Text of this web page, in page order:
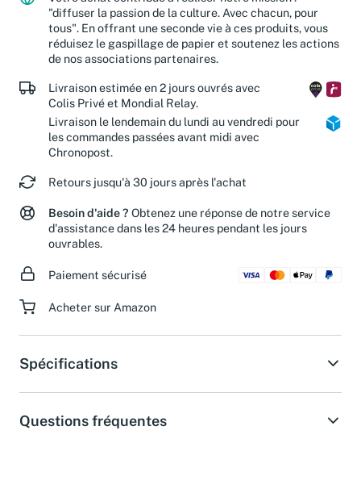
Votre achat contribue à réaliser notre mission :
"diffuser la passion de la culture. Avec chacun, pour
tous". En offrant une seconde vie à ces produits, vous
réduisez le gaspillage de papier et soutenez les actions
de nos associations partenaires.
Livraison estimée en 2 jours ouvrés avec
Colis Privé et Mondial Relay.
Livraison le lendemain du lundi au vendredi pour
les commandes passées avant midi avec
Retours jusqu'à 30 jours après l'achat
Besoin d'aide ?Obtenez une réponse de notre service
d'assistance dans les 24 heures pendant les jours
Spécifications
Questions fréquentes